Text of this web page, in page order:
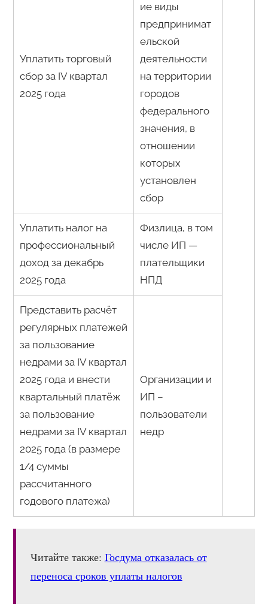
Уплатить торговый
сбор за IV квартал
2025 года
ие виды
предпринимат
ельской
деятельности
на территории
городов
федерального
значения, в
отношении
которых
установлен
сбор
Уплатить налог на
профессиональный
доход за декабрь
2025 года
Физлица, в том
числе ИП —
плательщики
НПД
Представить расчёт
регулярных платежей
за пользование
недрами за IV квартал
2025 года и внести
квартальный платёж
за пользование
недрами за IV квартал
2025 года (в размере
1/4 суммы
рассчитанного
годового платежа)
Организации и
ИП –
пользователи
недр
Читайте также: Госдума отказалась от
переноса сроков уплаты налогов